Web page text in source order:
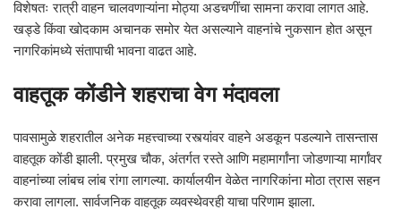
विशेषतः रात्री वाहन चालवणाऱ्यांना मोठ्या अडचणींचा सामना करावा लागत आहे.
खड्डे किंवा खोदकाम अचानक समोर येत असल्याने वाहनांचे नुकसान होत असून
नागरिकांमध्ये संतापाची भावना वाढत आहे.
वाहतूक कोंडीने शहराचा वेग मंदावला
पावसामुळे शहरातील अनेक महत्त्वाच्या रस्त्यांवर वाहने अडकून पडल्याने तासन्तास
वाहतूक कोंडी झाली. प्रमुख चौक, अंतर्गत रस्ते आणि महामार्गांना जोडणाऱ्या मार्गांवर
वाहनांच्या लांबच लांब रांगा लागल्या. कार्यालयीन वेळेत नागरिकांना मोठा त्रास सहन
करावा लागला. सार्वजनिक वाहतूक व्यवस्थेवरही याचा परिणाम झाला.